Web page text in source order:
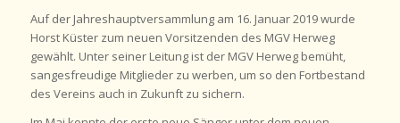
Auf der Jahreshauptversammlung am 16. Januar 2019 wurde
Horst Küster zum neuen Vorsitzenden des MGV Herweg
gewählt. Unter seiner Leitung ist der MGV Herweg bemüht,
sangesfreudige Mitglieder zu werben, um so den Fortbestand
des Vereins auch in Zukunft zu sichern.